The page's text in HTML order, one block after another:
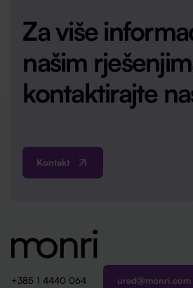
Za više
našim
kontaktirajte
Kontakt
+385 1 4440 064 ured@monri.com